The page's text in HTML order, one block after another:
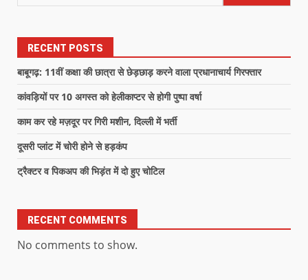
RECENT POSTS
बाबूगढ़: 11वीं कक्षा की छात्रा से छेड़छाड़ करने वाला प्रधानाचार्य गिरफ्तार
कांवड़ियों पर 10 अगस्त को हेलीकाप्टर से होगी पुष्पा वर्षा
काम कर रहे मज़दूर पर गिरी मशीन, दिल्ली में भर्ती
दूसरी प्लांट में चोरी होने से हड़कंप
ट्रैक्टर व पिकअप की भिड़ंत में दो हुए चोटिल
RECENT COMMENTS
No comments to show.